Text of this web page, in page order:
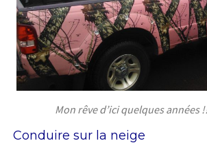
Mon rêve d’ici quelques années
Conduire sur la neige